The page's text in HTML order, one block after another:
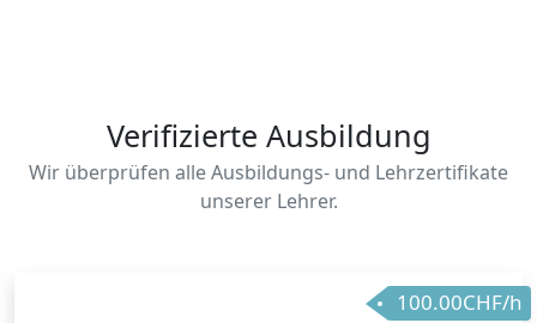
Verifizierte Ausbildung
Wir überprüfen alle Ausbildungs- und Lehrzertifikate
unserer Lehrer.
100.00CHF/h